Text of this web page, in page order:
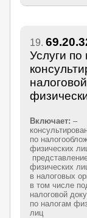
19.
Услуги по
Включает: –
по
физических
физических
в налоговых
в том числе
налоговой
по налогам
лиц